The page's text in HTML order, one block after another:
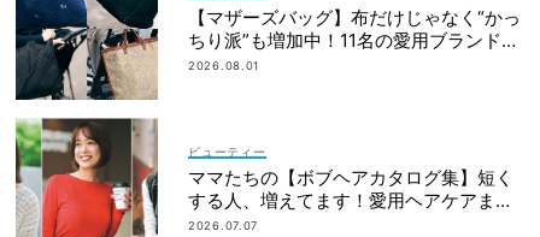
【マザーズバッグ】布だけじゃなく“かっ
ちり派”も増加中！11名の愛用ブランド
は？
2026.08.01
ビューティー
ママたちの【ボブヘアカタログ集】短く
する人、増えてます！愛用ヘアケアまで
全部見せ
2026.07.07